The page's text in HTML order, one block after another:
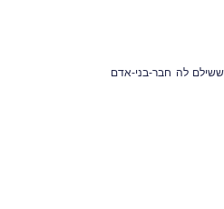
לה חבר-בני-אדם